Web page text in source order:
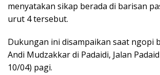
menyatakan sikap berada di barisan
urut 4 tersebut.
Dukungan ini disampaikan saat ngopi
Andi Mudzakkar di Padaidi, Jalan
10/04) pagi.